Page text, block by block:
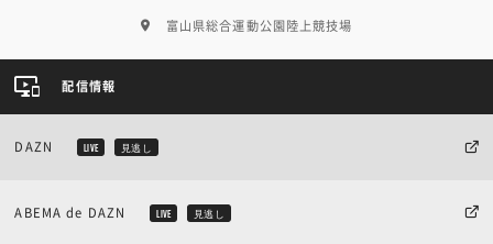
富山県総合運動公園陸上競技場
配信情報
DAZN LIVE 見逃し
ABEMA de DAZN LIVE 見逃し